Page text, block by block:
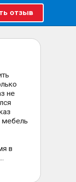
отзыв
не
мебель
в